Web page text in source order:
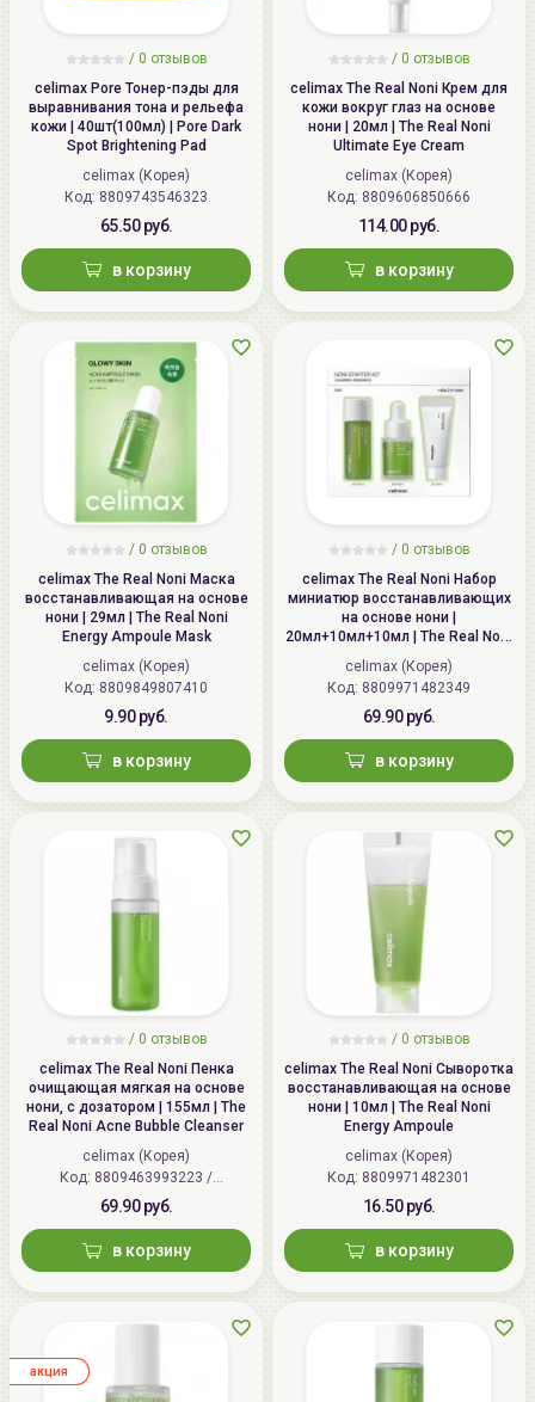
/ 0 отзывов
celimax Pore Тонер-пэды для
выравнивания тона и рельефа
кожи | 40шт(100мл) | Pore Dark
Spot Brightening Pad
celimax (Корея)
Код: 8809743546323
65.50 руб.
в корзину
/ 0 отзывов
celimax The Real Noni Крем для
кожи вокруг глаз на основе
нони | 20мл | The Real Noni
Ultimate Eye Cream
celimax (Корея)
Код: 8809606850666
114.00 руб.
в корзину
/ 0 отзывов
celimax The Real Noni Маска
восстанавливающая на основе
нони | 29мл | The Real Noni
Energy Ampoule Mask
celimax (Корея)
Код: 8809849807410
9.90 руб.
в корзину
/ 0 отзывов
celimax The Real Noni Набор
миниатюр восстанавливающих
на основе нони |
20мл+10мл+10мл | The Real Noni
Starter Kit
celimax (Корея)
Код: 8809971482349
69.90 руб.
в корзину
/ 0 отзывов
celimax The Real Noni Пенка
очищающая мягкая на основе
нони, с дозатором | 155мл | The
Real Noni Acne Bubble Cleanser
celimax (Корея)
Код: 8809463993223 /
8809541379468
69.90 руб.
в корзину
/ 0 отзывов
celimax The Real Noni Сыворотка
восстанавливающая на основе
нони | 10мл | The Real Noni
Energy Ampoule
celimax (Корея)
Код: 8809971482301
16.50 руб.
в корзину
aкция